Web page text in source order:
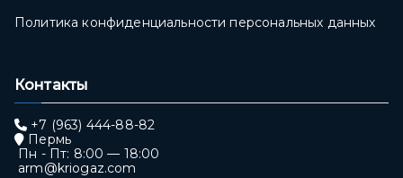
Политика конфиденциальности персональных данных
Контакты
+7 (963) 444-88-82
Пермь
Пн - Пт: 8:00 — 18:00
arm@kriogaz.com